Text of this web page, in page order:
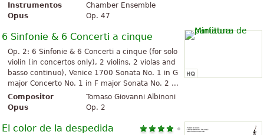
Instrumentos
Chamber Ensemble
Opus
Op. 47
6 Sinfonie & 6 Concerti a cinque
Op. 2: 6 Sinfonie & 6 Concerti a cinque (for solo
violin (in concertos only), 2 violins, 2 violas and
basso continuo), Venice 1700 Sonata No. 1 in G
major Concerto No. 1 in F major Sonata No. 2 ...
Compositor
Tomaso Giovanni Albinoni
Opus
Op. 2
El color de la despedida